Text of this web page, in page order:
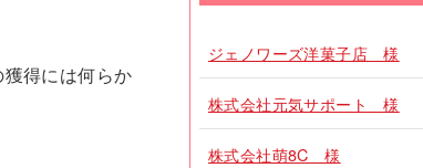
得には何らか
ジェノワーズ洋菓子店 様
株式会社元気サポート 様
株式会社萌8C 様